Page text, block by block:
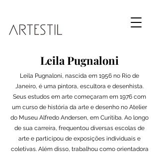
Leila Pugnaloni
Leila Pugnaloni, nascida em 1956 no Rio de
Janeiro, é uma pintora, escultora e desenhista.
Seus estudos em arte começaram em 1976 com
um curso de história da arte e desenho no Atelier
do Museu Alfredo Andersen, em Curitiba. Ao longo
de sua carreira, frequentou diversas escolas de
arte e participou de exposições individuais e
coletivas. Além disso, trabalhou como orientadora